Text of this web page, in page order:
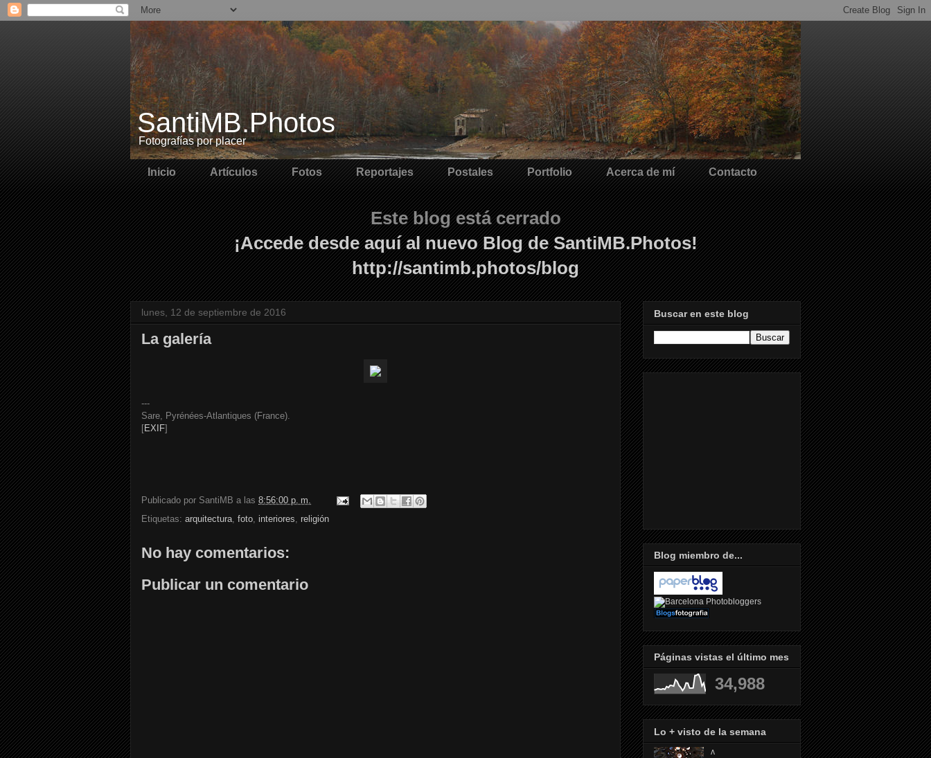
SantiMB.Photos
Fotografías por placer
Inicio Artículos Fotos Reportajes Postales Portfolio Acerca de mí Contacto
Este blog está cerrado
¡Accede desde aquí al nuevo Blog de SantiMB.Photos!
http://santimb.photos/blog
lunes, 12 de septiembre de 2016
La galería
---
Sare, Pyrénées-Atlantiques (France).
[EXIF]
Publicado por SantiMB a las 8:56:00 p. m.
Etiquetas: arquitectura, foto, interiores, religión
No hay comentarios:
Publicar un comentario
Buscar en este blog
Blog miembro de...
Páginas vistas el último mes
34,988
Lo + visto de la semana
ᴧ